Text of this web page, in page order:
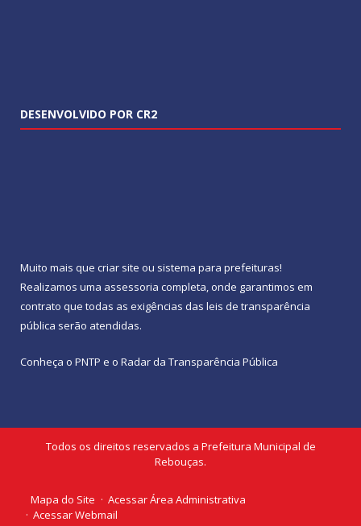
DESENVOLVIDO POR CR2
Muito mais que criar site ou sistema para prefeituras!
Realizamos uma assessoria completa, onde garantimos em
contrato que todas as exigências das leis de transparência
pública serão atendidas.
Conheça o PNTP e o Radar da Transparência Pública
Todos os direitos reservados a Prefeitura Municipal de
Rebouças.
Mapa do Site
Acessar Área Administrativa
Acessar Webmail